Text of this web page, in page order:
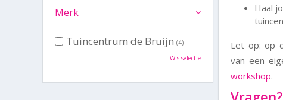
Haal
Let op: op
van een
workshop.
Vragen?
Merk
Tuincentrum de Bruijn (4)
Wis selectie